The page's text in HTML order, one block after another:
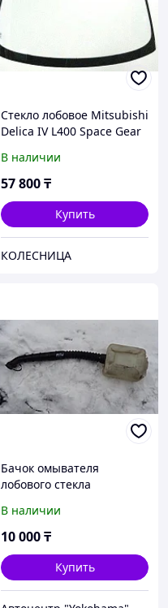
Стекло лобовое Mitsubishi
Delica IV L400 Space Gear
(обогрев щёток)
В наличии
57 800₸
Купить
КОЛЕСНИЦА
Бачок омывателя
лобового стекла
трубкой
В наличии
10 000₸
Купить